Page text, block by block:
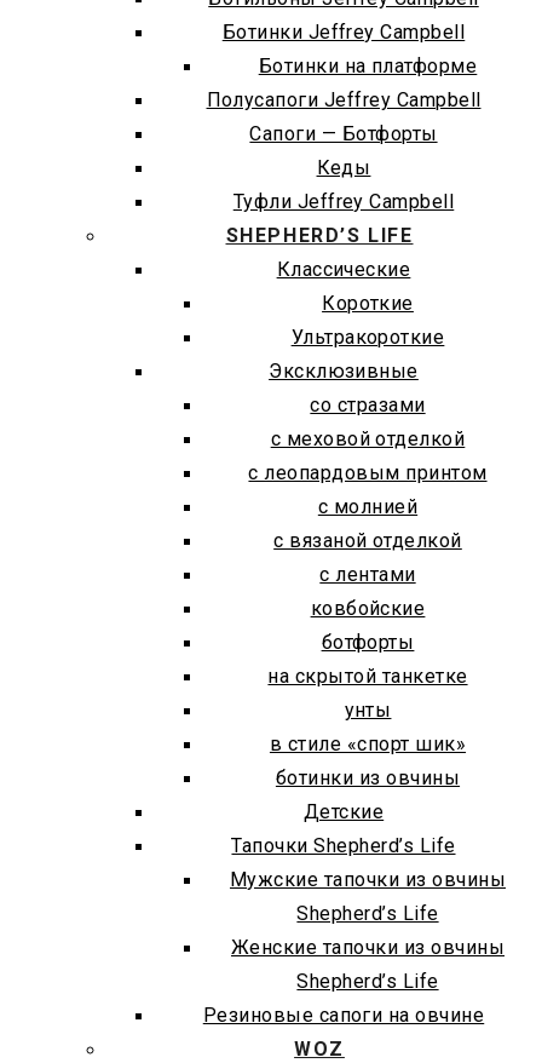
Ботинки Jeffrey Campbell
Ботинки на платформе
Полусапоги Jeffrey Campbell
Сапоги — Ботфорты
Кеды
Туфли Jeffrey Campbell
SHEPHERD’S LIFE
Классические
Короткие
Ультракороткие
Эксклюзивные
со стразами
с меховой отделкой
с леопардовым принтом
с молнией
с вязаной отделкой
с лентами
ковбойские
ботфорты
на скрытой танкетке
унты
в стиле «спорт шик»
ботинки из овчины
Детские
Тапочки Shepherd’s Life
Мужские тапочки из овчины
Shepherd’s Life
Женские тапочки из овчины
Shepherd’s Life
Резиновые сапоги на овчине
WOZ